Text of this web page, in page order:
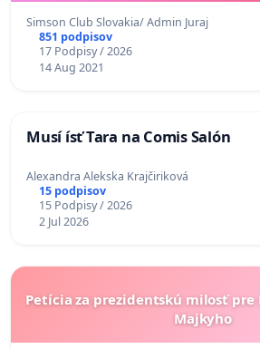
Simson Club Slovakia/ Admin Juraj
851 podpisov
17 Podpisy / 2026
14 Aug 2021
Musí ísť Tara na Comis Salón
Alexandra Alekska Krajčiriková
15 podpisov
15 Podpisy / 2026
2 Jul 2026
Petícia za prezidentskú milosť pre
Majkyho